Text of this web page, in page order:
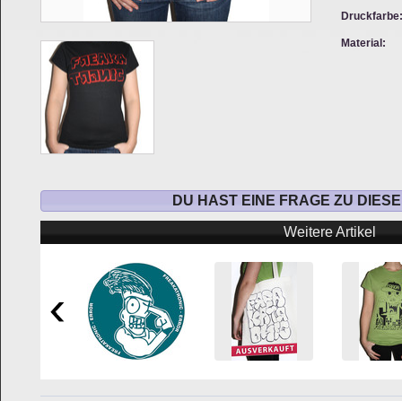
Druckfarbe:
Material:
DU HAST EINE FRAGE ZU
Weitere Artikel